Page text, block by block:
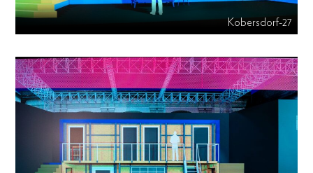
Kobersdorf-27